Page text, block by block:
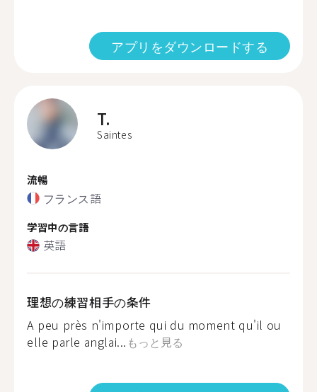
アプリをダウンロードする
T.
Saintes
流暢
フランス語
学習中の言語
英語
理想の練習相手の条件
A peu près n'importe qui du moment qu'il ou
elle parle anglai... もっと見る